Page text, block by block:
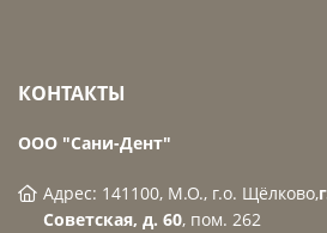
КОНТАКТЫ
ООО "Сани-Дент"
Адрес: 141100, М.О., г.о. Щёлково,
Советская, д. 60, пом. 262